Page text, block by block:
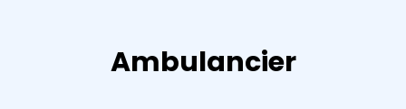
Ambulancier